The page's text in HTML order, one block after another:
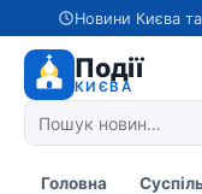
Новини Києва
Події
КИЄВА
Головна